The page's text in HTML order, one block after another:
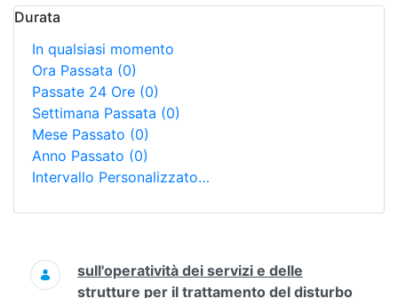
Durata
In qualsiasi momento
Ora Passata (0)
Passate 24 Ore (0)
Settimana Passata (0)
Mese Passato (0)
Anno Passato (0)
Intervallo Personalizzato…
Ricerca
sull'operatività dei servizi e delle
strutture per il trattamento del disturbo